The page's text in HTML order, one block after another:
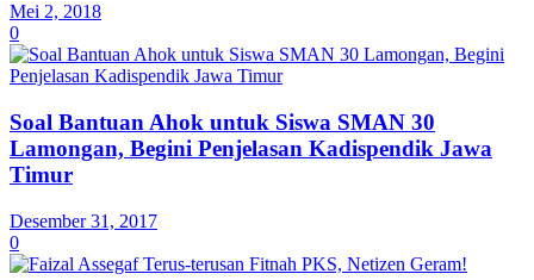
Mei 2, 2018
0
Soal Bantuan Ahok untuk Siswa SMAN 30
Lamongan, Begini Penjelasan Kadispendik Jawa
Timur
Desember 31, 2017
0